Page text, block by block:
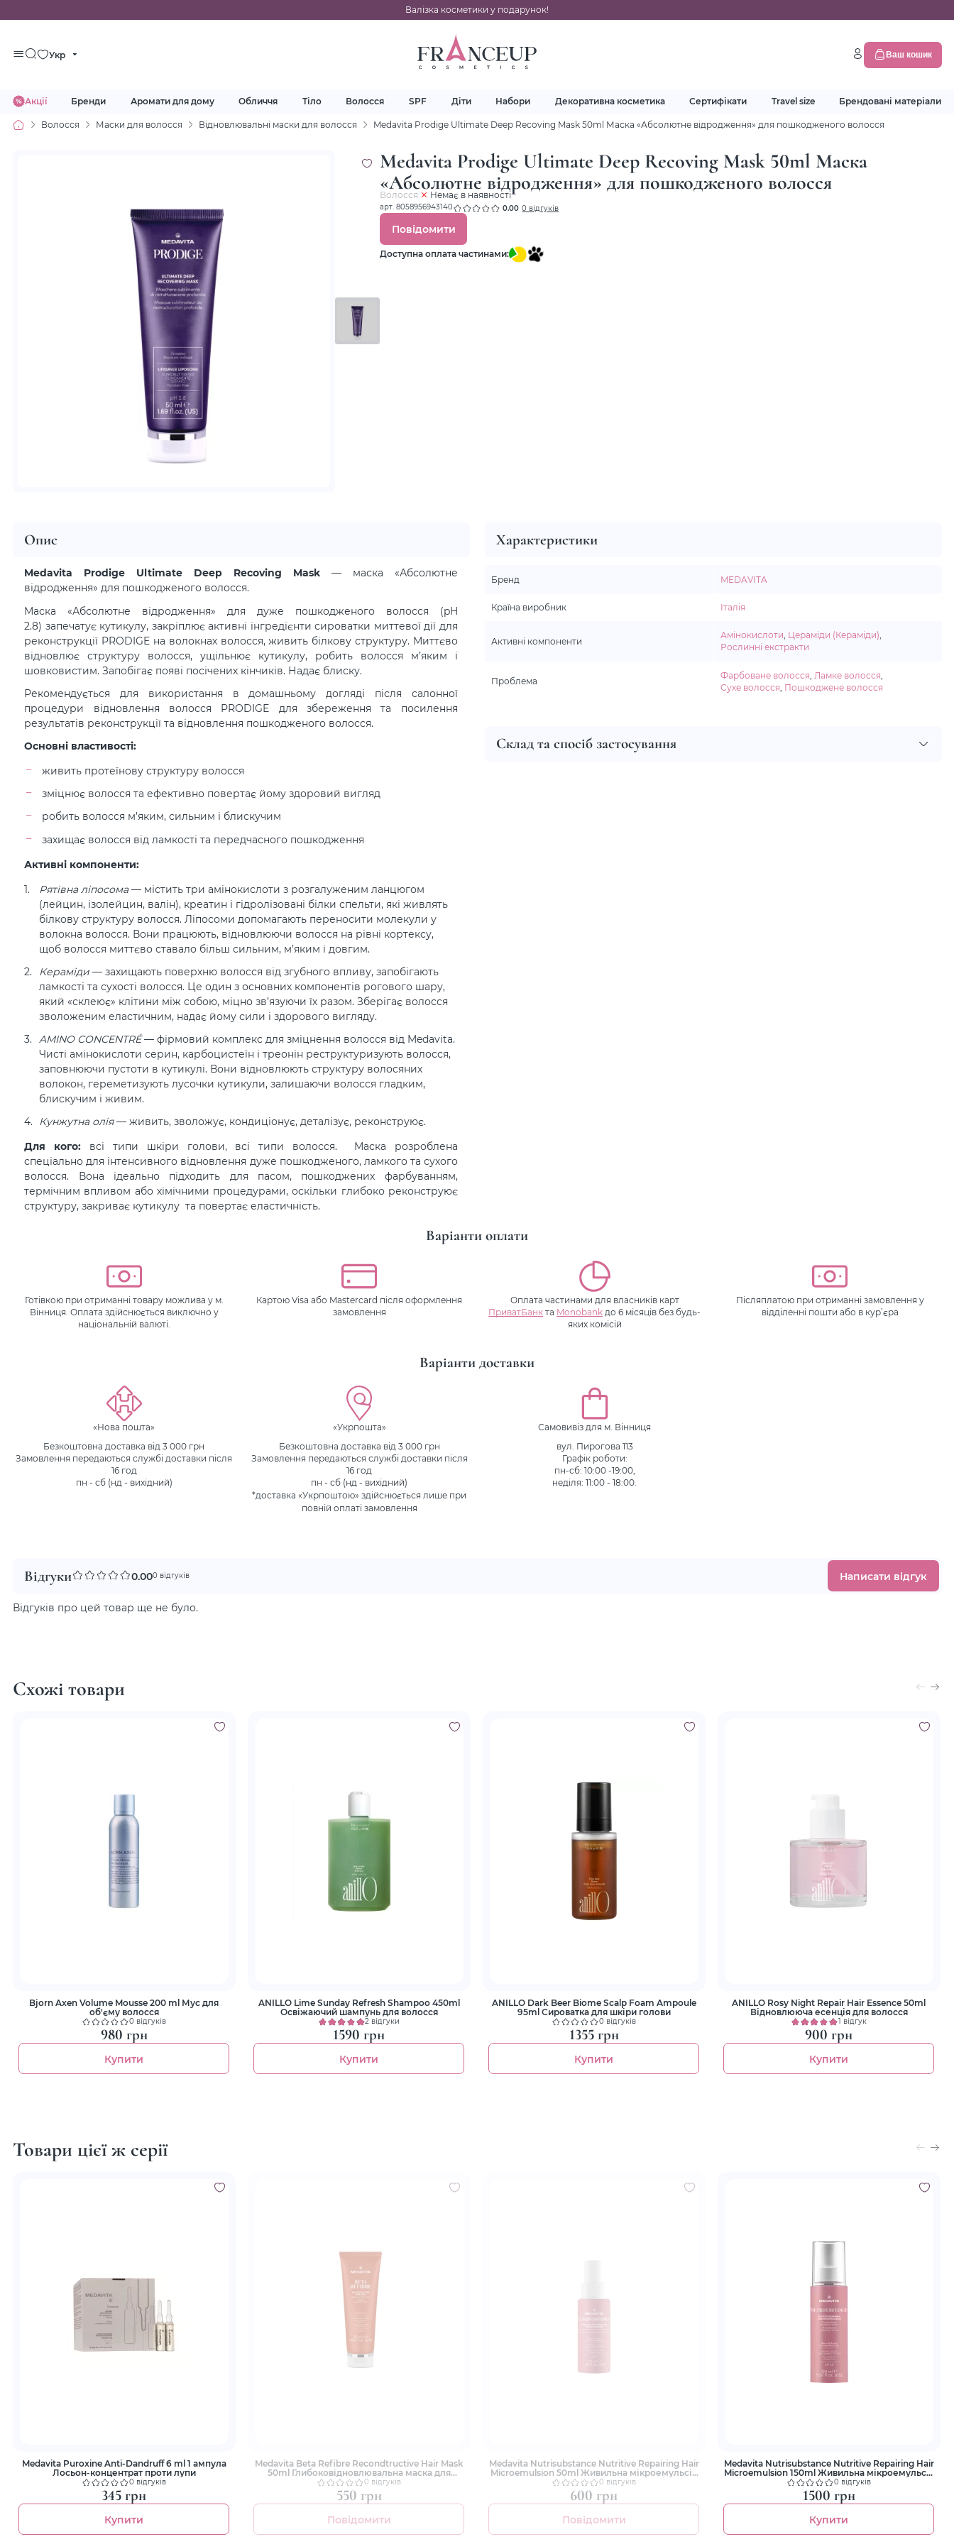
Валізка косметики у подарунок!
Укр Ваш кошик
Акції Бренди Аромати для дому Обличчя Тіло Волосся SPF Діти Набори Декоративна косметика Сертифікати Travel size Брендовані матеріали
Волосся Маски для волосся Відновлювальні маски для волосся Medavita Prodige Ultimate Deep Recoving Mask 50ml Маска «Абсолютне відродження» для пошкодженого волосся
Medavita Prodige Ultimate Deep Recoving Mask 50ml Маска
«Абсолютне відродження» для пошкодженого волосся
Волосся Немає в наявності
арт. 8058956943140 0.00 0 відгуків
Повідомити
Доступна оплата частинами:
Опис
Medavita Prodige Ultimate Deep Recoving Mask — маска «Абсолютне
відродження» для пошкодженого волосся.
Маска «Абсолютне відродження» для дуже пошкодженого волосся (pH
2.8) запечатує кутикулу, закріплює активні інгредієнти сироватки миттевої дії для
реконструкції PRODIGE на волокнах волосся, живить білкову структуру. Миттєво
відновлює структуру волосся, ущільнює кутикулу, робить волосся м’яким і
шовковистим. Запобігає появі посічених кінчиків. Надає блиску.
Рекомендується для використання в домашньому догляді після салонної
процедури відновлення волосся PRODIGE для збереження та посилення
результатів реконструкції та відновлення пошкодженого волосся.
Основні властивості:
живить протеїнову структуру волосся
зміцнює волосся та ефективно повертає йому здоровий вигляд
робить волосся м’яким, сильним і блискучим
захищає волосся від ламкості та передчасного пошкодження
Активні компоненти:
Рятівна ліпосома— містить три амінокислоти з розгалуженим ланцюгом
(лейцин, ізолейцин, валін), креатин і гідролізовані білки спельти, які живлять
білкову структуру волосся. Ліпосоми допомагають переносити молекули у
волокна волосся. Вони працюють, відновлюючи волосся на рівні кортексу,
щоб волосся миттєво ставало більш сильним, м’яким і довгим.
Кераміди— захищають поверхню волосся від згубного впливу, запобігають
ламкості та сухості волосся. Це один з основних компонентів рогового шару,
який «склеює» клітини між собою, міцно зв’язуючи їх разом. Зберігає волосся
зволоженим еластичним, надає йому сили і здорового вигляду.
AMINO CONCENTRÉ— фірмовий комплекс для зміцнення волосся від Medavita.
Чисті амінокислоти серин, карбоцистеїн і треонін реструктуризують волосся,
заповнюючи пустоти в кутикулі. Вони відновлюють структуру волосяних
волокон, гереметизують лусочки кутикули, залишаючи волосся гладким,
блискучим і живим.
Кунжутна олія— живить, зволожує, кондиціонує, деталізує, реконструює.
Для кого: всі типи шкіри голови, всі типи волосся. Маска розроблена
спеціально для інтенсивного відновлення дуже пошкодженого, ламкого та сухого
волосся. Вона ідеально підходить для пасом, пошкоджених фарбуванням,
термічним впливом або хімічними процедурами, оскільки глибоко реконструює
структуру, закриває кутикулу та повертає еластичність.
Склад та спосіб застосування
Характеристики
Бренд MEDAVITA
Країна виробник Італія
Активні компоненти
Амінокислоти, Цераміди (Кераміди),
Рослинні екстракти
Проблема
Фарбоване волосся Ламке волосся
Сухе волосся Пошкоджене волосся
Варіанти оплати
Готівкою при отриманні товару можлива у м.
Вінниця. Оплата здійснюється виключно у
національній валюті.
Картою Visa або Mastercard після оформлення
замовлення
Оплата частинами для власників карт
ПриватБанк та Monobank до 6 місяців без будь-
яких комісій
Післяплатою при отриманні замовлення у
відділенні пошти або в кур’єра
Варіанти доставки
«Нова пошта»
Безкоштовна доставка від 3 000 грн
Замовлення передаються службі доставки після
16 год
пн - сб (нд - вихідний)
«Укрпошта»
Безкоштовна доставка від 3 000 грн
Замовлення передаються службі доставки після
16 год
пн - сб (нд - вихідний)
*доставка «Укрпоштою» здійснюється лише при
повній оплаті замовлення
Самовивіз для м. Вінниця
вул. Пирогова 113
Графік роботи:
пн-сб: 10:00 -19:00,
неділя: 11:00 - 18:00.
Відгуки 0.000 відгуків Написати відгук
Відгуків про цей товар ще не було.
Схожі товари
Bjorn Axen Volume Mousse 200 ml Мус для
об'єму волосся
0 відгуків
980 грн
Купити
ANILLO Lime Sunday Refresh Shampoo 450ml
Освіжаючий шампунь для волосся
2 відгуки
1590 грн
Купити
ANILLO Dark Beer Biome Scalp Foam Ampoule
95ml Сироватка для шкіри голови
0 відгуків
1355 грн
Купити
ANILLO Rosy Night Repair Hair Essence 50ml
Відновлююча есенція для волосся
1 відгук
900 грн
Купити
Товари цієї ж серії
Medavita Puroxine Anti-Dandruff 6 ml 1 ампула
Лосьон-концентрат проти лупи
0 відгуків
345 грн
Купити
Medavita Beta Refibre Recondtructive Hair Mask
50ml Глибоковідновлювальна маска для
реконструкції волосся
0 відгуків
550 грн
Повідомити
Medavita Nutrisubstance Nutritive Repairing Hair
Microemulsion 50ml Живильна мікроемульсія
для сухого волосся
0 відгуків
600 грн
Повідомити
Medavita Nutrisubstance Nutritive Repairing Hair
Microemulsion 150ml Живильна мікроемульсія
для сухого волосся
0 відгуків
1500 грн
Купити